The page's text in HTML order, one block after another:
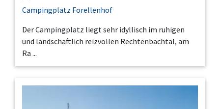
Campingplatz Forellenhof
Der Campingplatz liegt sehr idyllisch im ruhigen
und landschaftlich reizvollen Rechtenbachtal, am
Ra ...